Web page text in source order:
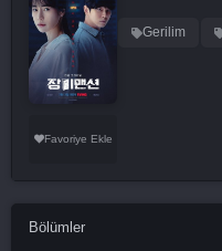
Favoriye Ekle
Gerilim
Bölümler